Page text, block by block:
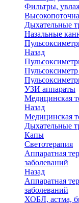
Фильтры,
Дыхательные
Назальные
Назад
УЗИ аппараты
Медицинская
Назад
Медицинская
Дыхательные
Капы
Светотерапия
Аппаратная
заболеваний
Назад
Аппаратная
заболеваний
ХОБЛ, астма,